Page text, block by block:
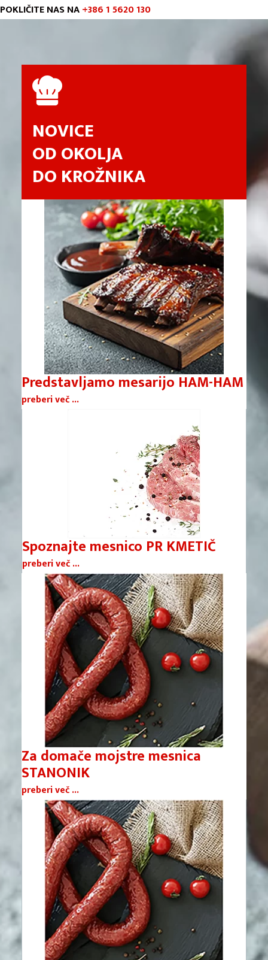
POKLIČITE NAS NA+386 1 5620 130
NOVICE
OD OKOLJA
DO KROŽNIKA
Predstavljamo mesarijo HAM-HAM
preberi več ...
Spoznajte mesnico PR KMETIČ
preberi več ...
Za domače mojstre mesnica
STANONIK
preberi več ...